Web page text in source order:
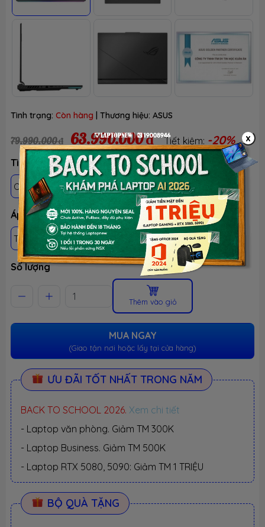
Tình trạng: Còn hàng | Thương hiệu: ASUS
79.990.000 ₫ 63.990.000 ₫ Tiết kiệm: -20%
Tình trạng: Mới 100%, Chưa active, Fullbox
OPENBOX - BH 12 THÁNG - TEST 30 NGÀY
Áp dụng khách hàng
THÀNH VIÊN LTN HS-SV, GIÁO VIÊN & NVVP
Số lượng
Thêm vào giỏ
MUA NGAY
(Giao tận nơi hoặc lấy tại cửa hàng)
ƯU ĐÃI TỐT NHẤT TRONG NĂM
BACK TO SCHOOL 2026. Xem chi tiết
- Laptop văn phòng. Giảm TM 300K
- Laptop Business. Giảm TM 500K
- Laptop RTX 5080, 5090: Giảm TM 1 TRIỆU
BỘ QUÀ TẶNG
x